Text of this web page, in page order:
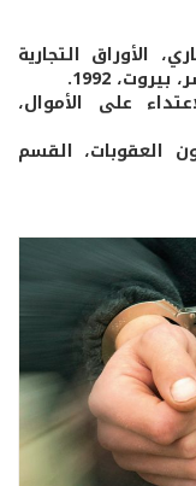
الأوراق التجارية
1992.
على الأموال،
العقوبات، القسم